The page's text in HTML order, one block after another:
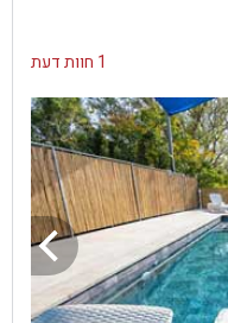
1 חוות דעת